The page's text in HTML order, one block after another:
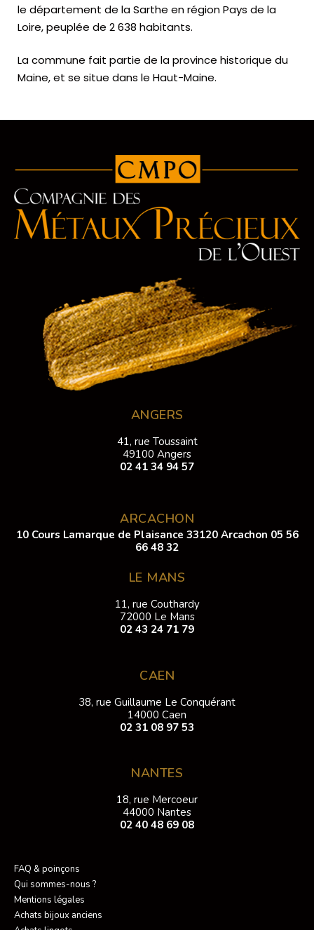
le département de la Sarthe en région Pays de la
Loire, peuplée de 2 638 habitants.
La commune fait partie de la province historique du
Maine, et se situe dans le Haut-Maine.
ANGERS
41, rue Toussaint
49100 Angers
02 41 34 94 57
ARCACHON
10 Cours Lamarque de Plaisance 33120 Arcachon 05 56
66 48 32
LE MANS
11, rue Couthardy
72000 Le Mans
02 43 24 71 79
CAEN
38, rue Guillaume Le Conquérant
14000 Caen
02 31 08 97 53
NANTES
18, rue Mercoeur
44000 Nantes
02 40 48 69 08
FAQ & poinçons
Qui sommes-nous ?
Mentions légales
Achats bijoux anciens